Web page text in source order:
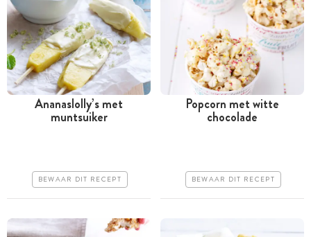
Minder dan 30 minuten
Erg makkelijk
Ananaslolly’s met
muntsuiker
BEWAAR DIT RECEPT
Minder dan 30 minuten
Erg makkelijk
Popcorn met witte
chocolade
BEWAAR DIT RECEPT